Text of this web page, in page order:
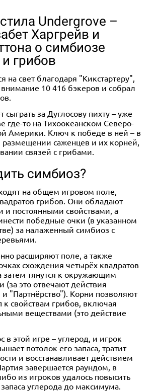
Undergrove –
Харгрейв и
о симбиозе
грибов
на свет благодаря "Кикстартеру",
10 416 бэкеров и собрал
сыграть за Дуглосову пихту – уже
где-то на Тихоокеанском Северо-
Америки. Ключ к победе в ней – в
размещении саженцев и их корней,
связей с грибами.
симбиоз?
на общем игровом поле,
грибов. Они обладают
постоянными свойствами, а
победные очки (в указанном
за налаженный симбиоз с
расширяют поле, а также
схождения четырёх квадратов
затем тянутся к окружающим
(за это отвечают действия
"Партнёрство"). Корни позволяют
к свойствам грибов, включая
веществами (это действие
в этой игре – углерод, и игрок
потолок его запаса, тратит
и восстанавливает действием
завершается раундом, в
из игроков удалось повысить
углерода до максимума.